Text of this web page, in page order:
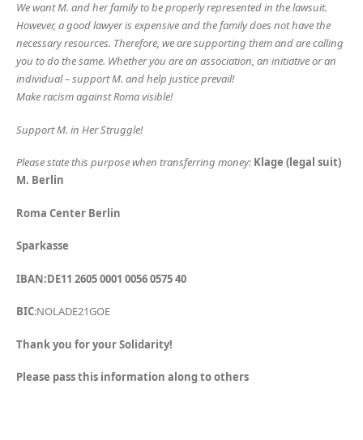
We want M. and her family to be properly represented in the lawsuit.
However, a good lawyer is expensive and the family does not have the
necessary resources. Therefore, we are supporting them and are calling
you to do the same. Whether you are an association, an initiative or an
individual – support M. and help justice prevail!
Make racism against Roma visible!
Support M. in Her Struggle!
Please state this purpose when transferring money: Klage (legal suit)
M. Berlin
Roma Center Berlin
Sparkasse
IBAN:DE11 2605 0001 0056 0575 40
BIC:NOLADE21GOE
Thank you for your Solidarity!
Please pass this information along to others